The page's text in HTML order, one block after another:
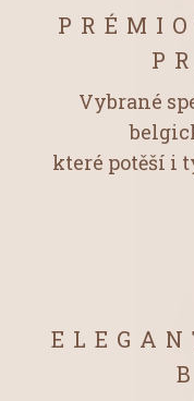
Vybrané
které potěší i